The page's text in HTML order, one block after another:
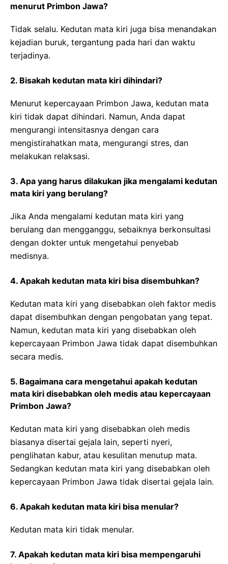
menurut Primbon Jawa?
Tidak selalu. Kedutan mata kiri juga bisa menandakan
kejadian buruk, tergantung pada hari dan waktu
terjadinya.
2. Bisakah kedutan mata kiri dihindari?
Menurut kepercayaan Primbon Jawa, kedutan mata
kiri tidak dapat dihindari. Namun, Anda dapat
mengurangi intensitasnya dengan cara
mengistirahatkan mata, mengurangi stres, dan
melakukan relaksasi.
3. Apa yang harus dilakukan jika mengalami kedutan
mata kiri yang berulang?
Jika Anda mengalami kedutan mata kiri yang
berulang dan mengganggu, sebaiknya berkonsultasi
dengan dokter untuk mengetahui penyebab
medisnya.
4. Apakah kedutan mata kiri bisa disembuhkan?
Kedutan mata kiri yang disebabkan oleh faktor medis
dapat disembuhkan dengan pengobatan yang tepat.
Namun, kedutan mata kiri yang disebabkan oleh
kepercayaan Primbon Jawa tidak dapat disembuhkan
secara medis.
5. Bagaimana cara mengetahui apakah kedutan
mata kiri disebabkan oleh medis atau kepercayaan
Primbon Jawa?
Kedutan mata kiri yang disebabkan oleh medis
biasanya disertai gejala lain, seperti nyeri,
penglihatan kabur, atau kesulitan menutup mata.
Sedangkan kedutan mata kiri yang disebabkan oleh
kepercayaan Primbon Jawa tidak disertai gejala lain.
6. Apakah kedutan mata kiri bisa menular?
Kedutan mata kiri tidak menular.
7. Apakah kedutan mata kiri bisa mempengaruhi